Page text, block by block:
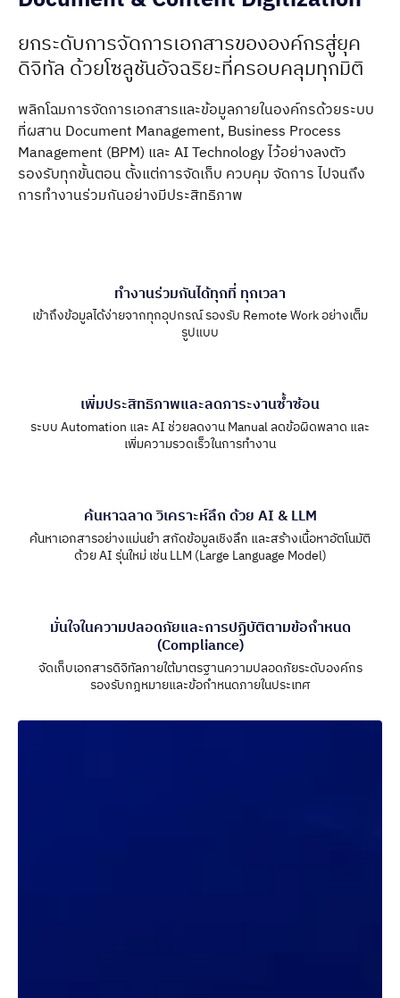
ยกระดับการจัดการเอกสารขององค์กรสู่ยุค
ดิจิทัล ด้วยโซลูชันอัจฉริยะที่ครอบคลุมทุกมิติ
พลิกโฉมการจัดการเอกสารและข้อมูลภายในองค์กรด้วยระบบ
ที่ผสาน Document Management, Business Process
Management (BPM) และ AI Technology ไว้อย่างลงตัว
รองรับทุกขั้นตอน ตั้งแต่การจัดเก็บ ควบคุม จัดการ ไปจนถึง
การทำงานร่วมกันอย่างมีประสิทธิภาพ
ทำงานร่วมกันได้ทุกที่ ทุกเวลา
เข้าถึงข้อมูลได้ง่ายจากทุกอุปกรณ์ รองรับ Remote Work อย่างเต็ม
รูปแบบ
เพิ่มประสิทธิภาพและลดภาระงานซ้ำซ้อน
ระบบ Automation และ AI ช่วยลดงาน Manual ลดข้อผิดพลาด และ
เพิ่มความรวดเร็วในการทำงาน
ค้นหาฉลาด วิเคราะห์ลึก ด้วย AI & LLM
ค้นหาเอกสารอย่างแม่นยำ สกัดข้อมูลเชิงลึก และสร้างเนื้อหาอัตโนมัติ
ด้วย AI รุ่นใหม่ เช่น LLM (Large Language Model)
มั่นใจในความปลอดภัยและการปฏิบัติตามข้อกำหนด
(Compliance)
จัดเก็บเอกสารดิจิทัลภายใต้มาตรฐานความปลอดภัยระดับองค์กร
รองรับกฎหมายและข้อกำหนดภายในประเทศ